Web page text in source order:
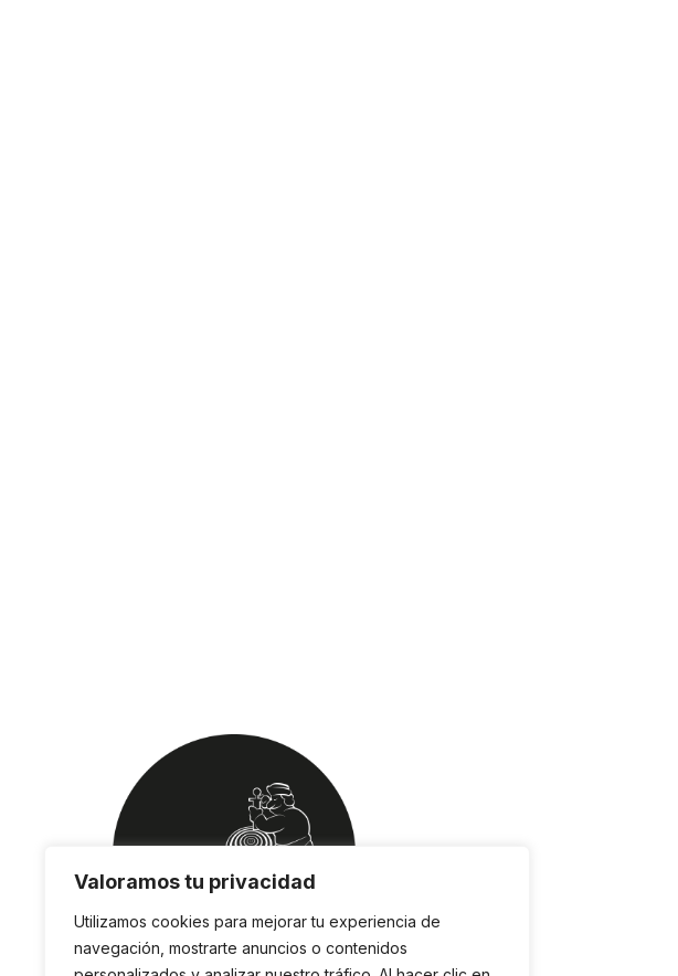
Valoramos tu privacidad
Utilizamos cookies para mejorar tu experiencia de
navegación, mostrarte anuncios o contenidos